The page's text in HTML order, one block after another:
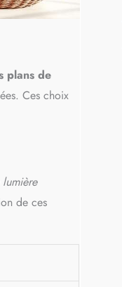
plans de
Ces choix
lumière
de ces